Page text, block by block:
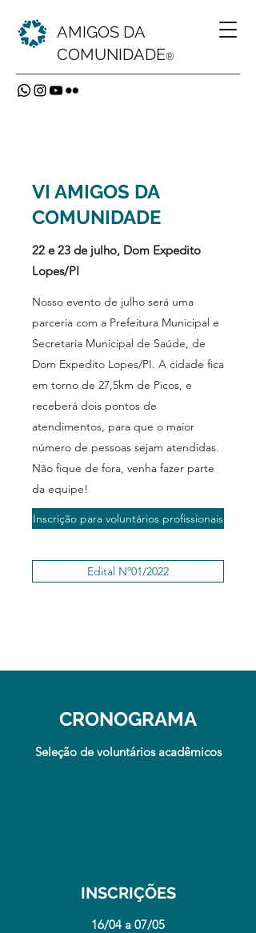
AMIGOS DA
COMUNIDADE®
VI AMIGOS DA
COMUNIDADE
22 e 23 de julho, Dom Expedito
Lopes/PI
Nosso evento de julho será uma
parceria com a Prefeitura Municipal e
Secretaria Municipal de Saúde, de
Dom Expedito Lopes/PI. A cidade fica
em torno de 27,5km de Picos, e
receberá dois pontos de
atendimentos, para que o maior
número de pessoas sejam atendidas.
Não fique de fora, venha fazer parte
da equipe!
Inscrição para voluntários profissionais
Edital Nº01/2022
CRONOGRAMA
Seleção de voluntários acadêmicos
INSCRIÇÕES
16/04 a 07/05